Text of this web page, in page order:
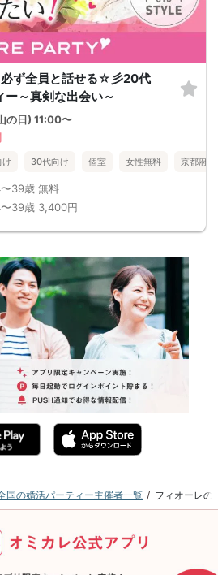
必ず全員と話せる☆彡20代
～真剣な出会い～
の日) 11:00〜
30代向け 個室 女性無料 京都府
39歳 無料
39歳 3,400円
国の婚活パーティー主催者一覧 フィオーレの